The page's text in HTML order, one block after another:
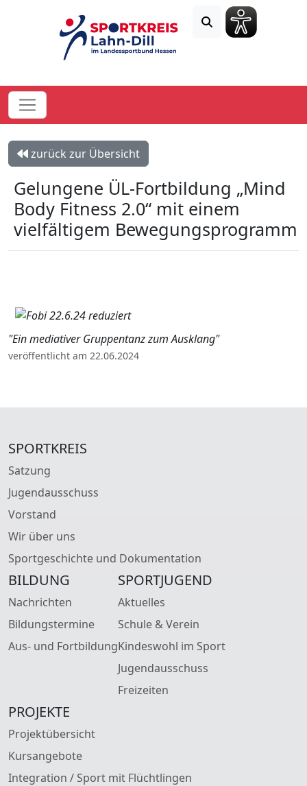
zurück zur Übersicht
Gelungene ÜL-Fortbildung „Mind
Body Fitness 2.0“ mit einem
vielfältigem Bewegungsprogramm
"Ein mediativer Gruppentanz zum Ausklang"
veröffentlicht am 22.06.2024
SPORTKREIS
Satzung
Jugendausschuss
Vorstand
Wir über uns
Sportgeschichte und Dokumentation
BILDUNG
Nachrichten
Bildungstermine
Aus- und Fortbildung
SPORTJUGEND
Aktuelles
Schule & Verein
Kindeswohl im Sport
Jugendausschuss
Freizeiten
PROJEKTE
Projektübersicht
Kursangebote
Integration / Sport mit Flüchtlingen